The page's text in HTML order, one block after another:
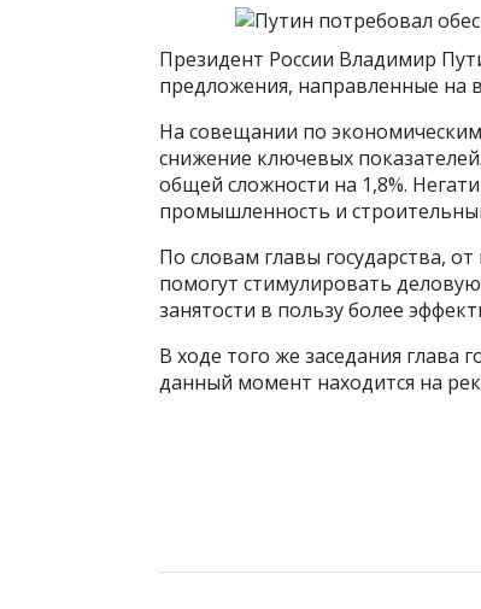
Президент России Владимир
предложения, направленные на
На совещании по
снижение ключевых
общей сложности на 1,8%.
промышленность и
По словам главы государства,
помогут стимулировать
занятости в пользу более
В ходе того же заседания глава
данный момент находится на